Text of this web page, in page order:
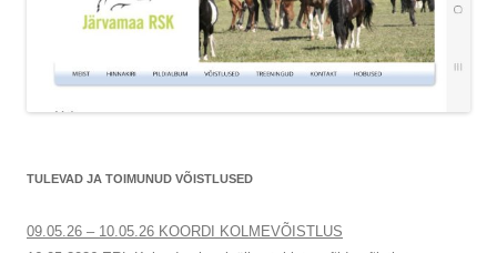
TULEVAD JA TOIMUNUD VÕISTLUSED
09.05.26 – 10.05.26 KOORDI KOLMEVÕISTLUS